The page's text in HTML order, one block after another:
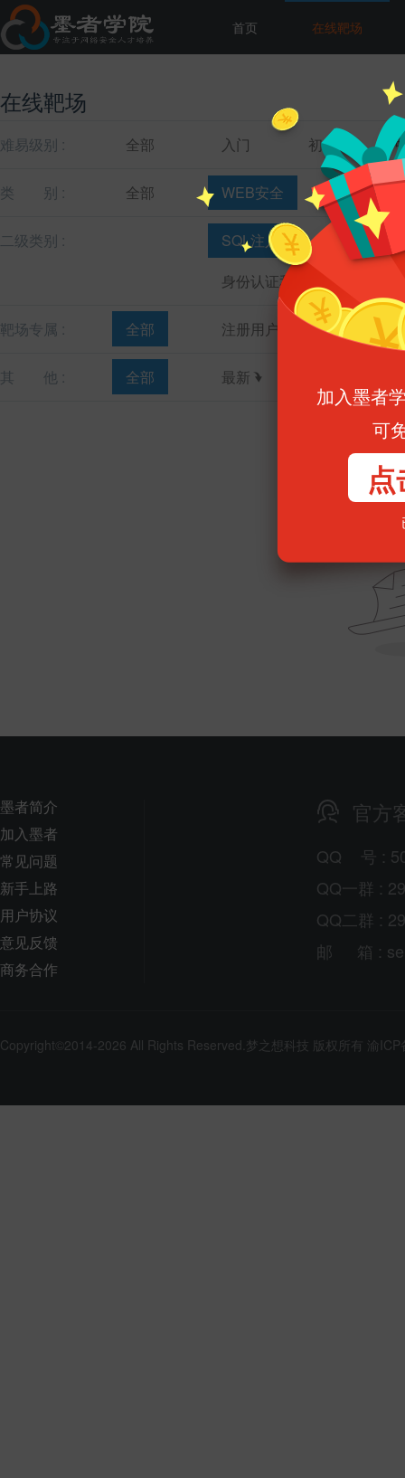
首页 在线靶场
在线靶场
难易级别 : 全部 入门 初级
类 别 : 全部 WEB安全 主机安全
二级类别 : SQL注入
跨站脚本
身份认证和会话管理
靶场专属 : 全部 注册用户 教育机构
其 他 : 全部 最新
加入墨者
可
墨者简介
加入墨者
常见问题
新手上路
用户协议
意见反馈
商务合作
官方
QQ 号 :
QQ一群 :
QQ二群 :
邮
箱 :
Copyright©2014-2026 All Rights Reserved.梦之想科技 版权所有 渝